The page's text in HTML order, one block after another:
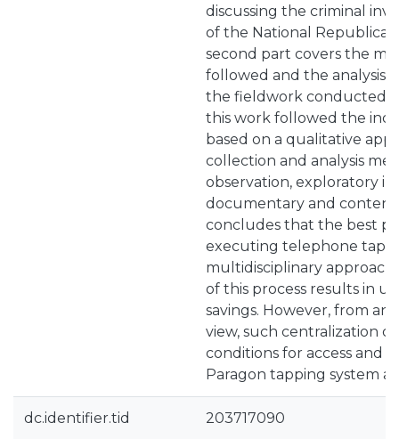
discussing the criminal
of the National
second part covers the
followed and the analysis
the fieldwork conducted.
this work followed the
based on a qualitative
collection and analysis
observation, exploratory
documentary and content
concludes that the best
executing telephone taps
multidisciplinary
of this process results in
savings. However, from
view, such centralization
conditions for access and
Paragon tapping system
dc.identifier.tid 203717090